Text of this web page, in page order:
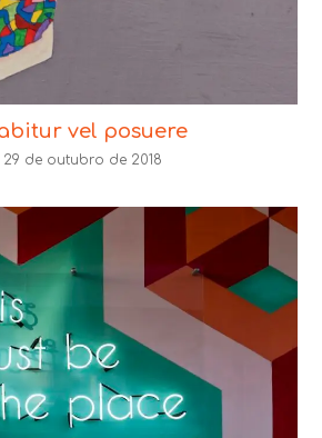
vel posuere
29 de outubro de 2018